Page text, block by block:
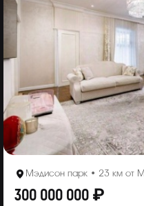
Мэдисон парк • 23 км от
300 000 000 ₽